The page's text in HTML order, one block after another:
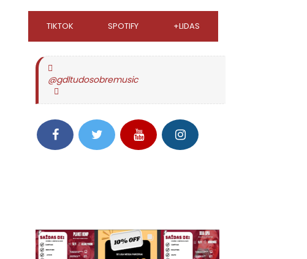
TIKTOK SPOTIFY +LIDAS
@gdltudosobremusic